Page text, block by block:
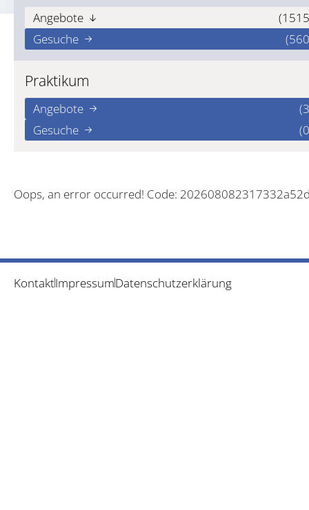
Angebote
Gesuche
Praktikum
Angebote
Gesuche
Oops, an error occurred! Code:
KontaktImpressumDatenschutzerklärung